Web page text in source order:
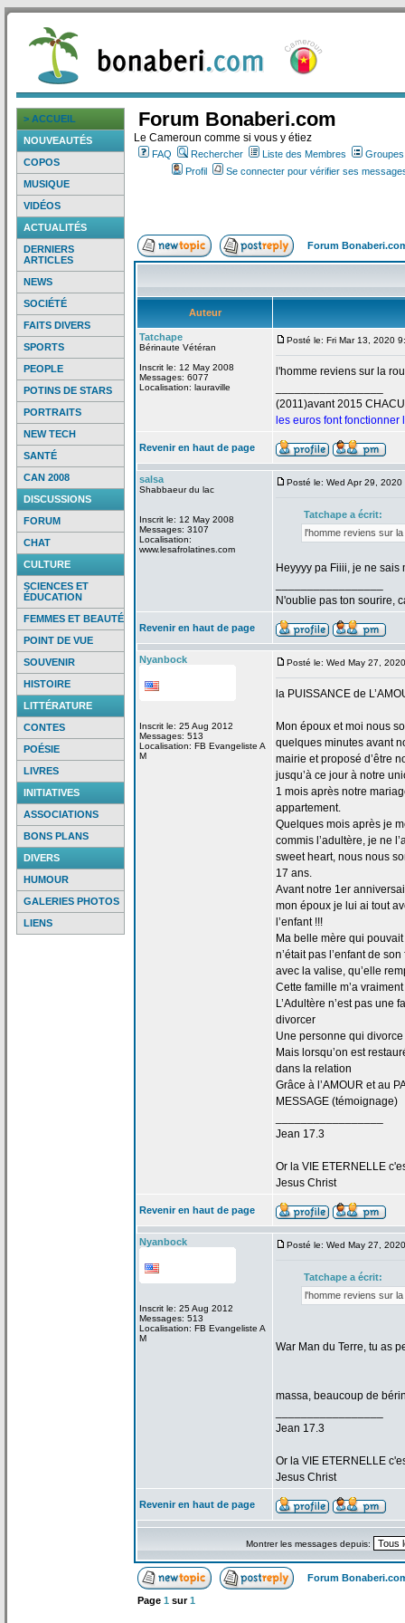
> ACCUEIL
NOUVEAUTÉS
COPOS
MUSIQUE
VIDÉOS
ACTUALITÉS
DERNIERS
ARTICLES
NEWS
SOCIÉTÉ
FAITS DIVERS
SPORTS
PEOPLE
POTINS DE STARS
PORTRAITS
NEW TECH
SANTÉ
CAN 2008
DISCUSSIONS
FORUM
CHAT
CULTURE
SCIENCES ET
ÉDUCATION
FEMMES ET BEAUTÉ
POINT DE VUE
SOUVENIR
HISTOIRE
LITTÉRATURE
CONTES
POÉSIE
LIVRES
INITIATIVES
ASSOCIATIONS
BONS PLANS
DIVERS
HUMOUR
GALERIES PHOTOS
LIENS
Forum Bonaberi.com
Le Cameroun comme si vous y étiez
FAQ Rechercher Liste des Membres
Profil
Se connecter pour vérifier ses
Forum
Auteur
Tatchape
Bérinaute Vétéran
Inscrit le: 12 May 2008
Messages: 6077
Localisation: lauraville
Posté le: Fri Mar 13, 2020
l'homme reviens sur la
(2011)avant 2015
les euros font fonctionner
Revenir en haut de page
salsa
Shabbaeur du lac
Inscrit le: 12 May 2008
Messages: 3107
Localisation:
www.lesafrolatines.com
Posté le: Wed Apr 29, 2020
Tatchape a écrit:
l'homme reviens sur la
Heyyyy pa Fiiii, je ne sais
N'oublie pas ton sourire,
Revenir en haut de page
Nyanbock
Inscrit le: 25 Aug 2012
Messages: 513
Localisation: FB Evangeliste A
M
Posté le: Wed May 27,
la PUISSANCE de
Mon époux et moi nous
quelques minutes avant
mairie et proposé d’être
jusqu’à ce jour à notre
1 mois après notre
appartement.
Quelques mois après je
commis l’adultère, je ne
sweet heart, nous nous
17 ans.
Avant notre 1er
mon époux je lui ai tout
l’enfant !!!
Ma belle mère qui
n’était pas l’enfant de son
avec la valise, qu’elle
Cette famille m’a
L’Adultère n’est pas une
divorcer
Une personne qui
Mais lorsqu’on est
dans la relation
Grâce à l’AMOUR et au
MESSAGE (témoignage)
Jean 17.3
Or la VIE ETERNELLE
Jesus Christ
Revenir en haut de page
Nyanbock
Inscrit le: 25 Aug 2012
Messages: 513
Localisation: FB Evangeliste A
M
Posté le: Wed May 27,
Tatchape a écrit:
l'homme reviens sur la
War Man du Terre, tu as
massa, beaucoup de
Jean 17.3
Or la VIE ETERNELLE
Jesus Christ
Revenir en haut de page
Montrer les messages depuis:
Forum
Page 1 sur1